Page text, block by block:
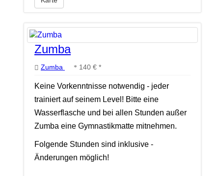
Zumba
Zumba 140 € *
Keine Vorkenntnisse notwendig - jeder
trainiert auf seinem Level! Bitte eine
Wasserflasche und bei allen Stunden außer
Zumba eine Gymnastikmatte mitnehmen.
Folgende Stunden sind inklusive -
Änderungen möglich!